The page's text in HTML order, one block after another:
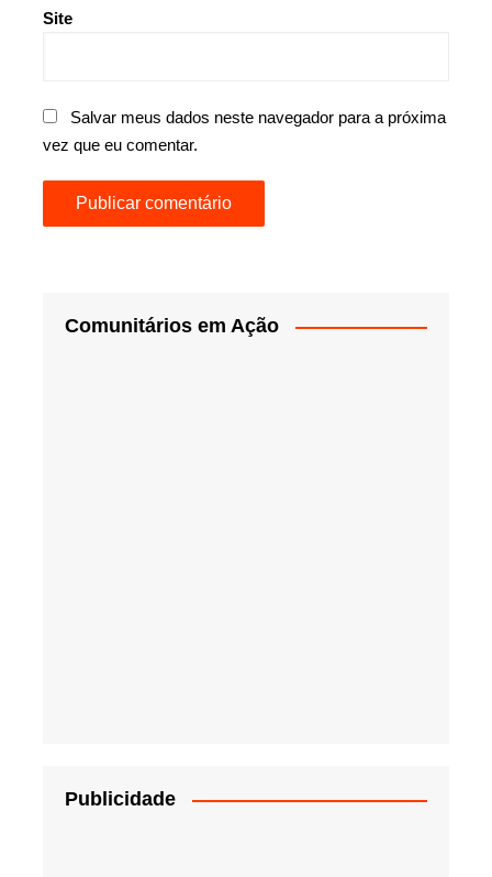
Site
Salvar meus dados neste navegador para a próxima
vez que eu comentar.
Comunitários em Ação
Publicidade